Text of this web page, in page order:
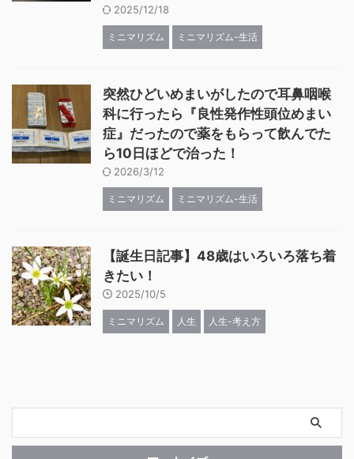
2025/12/18
ミニマリズム ミニマリズム-生活
突然ひどいめまいがしたので耳鼻咽喉
科に行ったら『良性発作性頭位めまい
症』だったので薬をもらって飲んでた
ら10日ほどで治った！
2026/3/12
ミニマリズム ミニマリズム-生活
【誕生日記事】48歳はいろいろ落ち着
きたい！
2025/10/5
ミニマリズム 人生 人生-考え方